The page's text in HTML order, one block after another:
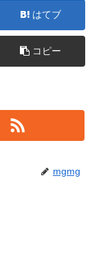
はてブ
コピー
mgmg